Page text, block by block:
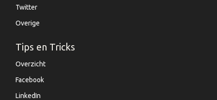
Twitter
Overige
Tips en Tricks
Overzicht
Facebook
LinkedIn